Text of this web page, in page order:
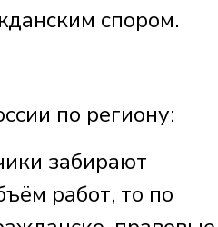
спором.
по региону:
забирают
работ, то по